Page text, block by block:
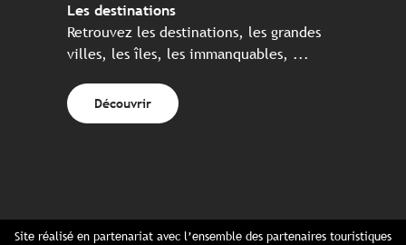
Les destinations
Retrouvez les destinations, les grandes
villes, les îles, les immanquables, ...
Découvrir
Site réalisé en partenariat avec l’ensemble des partenaires touristiques